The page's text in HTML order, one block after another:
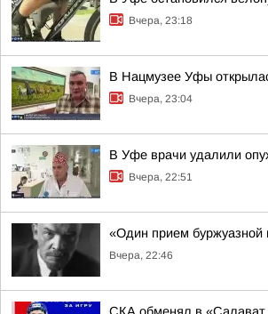
Вчера, 23:18
В Нацмузее Уфы
Вчера, 23:04
В Уфе врачи удалили
Вчера, 22:51
«Один прием буржуазной
Вчера, 22:46